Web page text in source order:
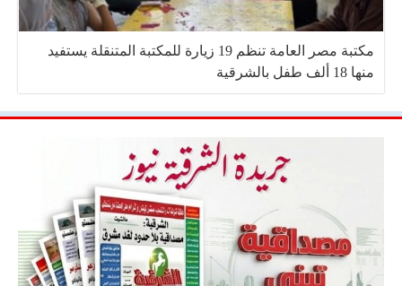
مكتبة مصر العامة تنظم 19 زيارة للمكتبة المتنقلة يستفيد
منها 18 ألف طفل بالشرقية